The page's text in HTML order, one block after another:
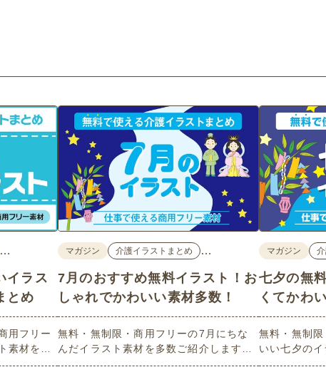
…
イラス
とめ
用フリー
素材を多
あるひま
マガジン 介護イラストまとめ …
7月のおすすめ無料イラスト！お
しゃれでかわいい素材多数！
無料・無制限・商用フリーの7月にちな
んだイラスト素材を多数ご紹介します。
どれも印刷に適した解像度で、点数制限
マガジン
七夕の無
くてかわ
無料・無制
いい七夕の
す。短冊の